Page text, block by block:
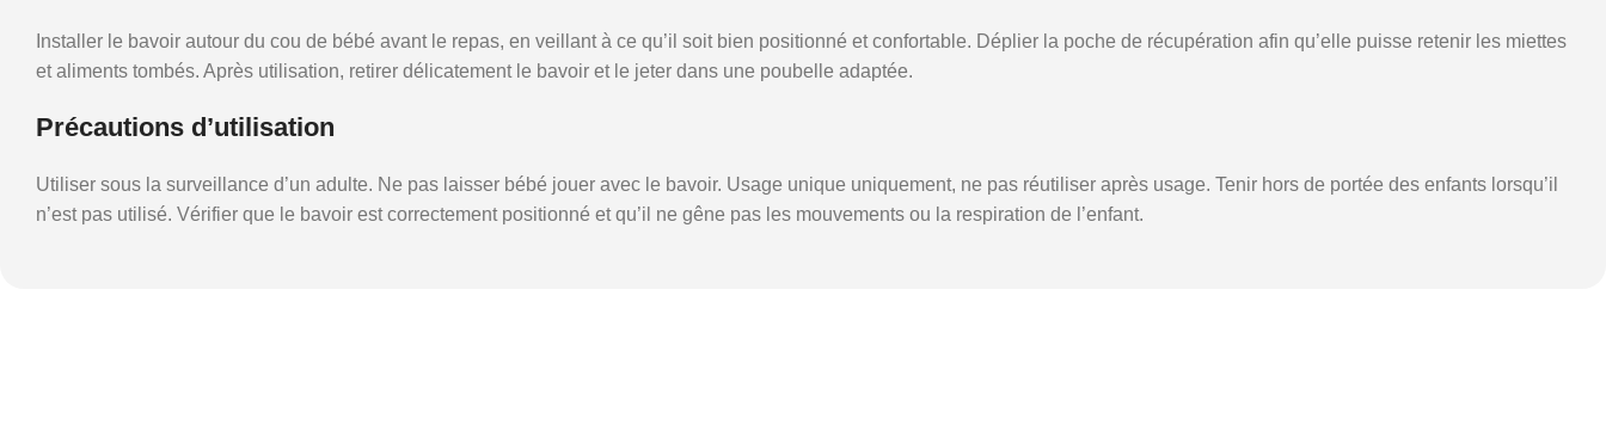
Installer le bavoir autour du cou de bébé avant le repas, en veillant à ce qu’il soit bien positionné et confortable. Déplier la poche de récupération afin qu’elle puisse retenir les miettes
et aliments tombés. Après utilisation, retirer délicatement le bavoir et le jeter dans une poubelle adaptée.
Précautions d’utilisation
Utiliser sous la surveillance d’un adulte. Ne pas laisser bébé jouer avec le bavoir. Usage unique uniquement, ne pas réutiliser après usage. Tenir hors de portée des enfants lorsqu’il
n’est pas utilisé. Vérifier que le bavoir est correctement positionné et qu’il ne gêne pas les mouvements ou la respiration de l’enfant.